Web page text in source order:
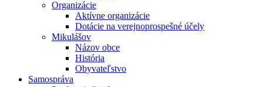
Organizácie
Aktívne organizácie
Dotácie na verejnoprospešné účely
Mikulášov
Názov obce
História
Obyvateľstvo
Samospráva